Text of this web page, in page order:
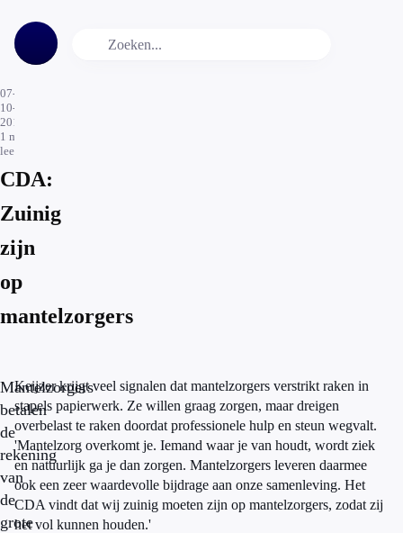
07-
10-
2016
1 min.
leestijd
CDA:
Zuinig
zijn
op
mantelzorgers
Mantelzorgers
betalen
de
rekening
van
de
grote
Keijzer krijgt veel signalen dat mantelzorgers verstrikt raken in
stapels papierwerk. Ze willen graag zorgen, maar dreigen
overbelast te raken doordat professionele hulp en steun wegvalt.
'Mantelzorg overkomt je. Iemand waar je van houdt, wordt ziek
en natuurlijk ga je dan zorgen. Mantelzorgers leveren daarmee
ook een zeer waardevolle bijdrage aan onze samenleving. Het
CDA vindt dat wij zuinig moeten zijn op mantelzorgers, zodat zij
het vol kunnen houden.'